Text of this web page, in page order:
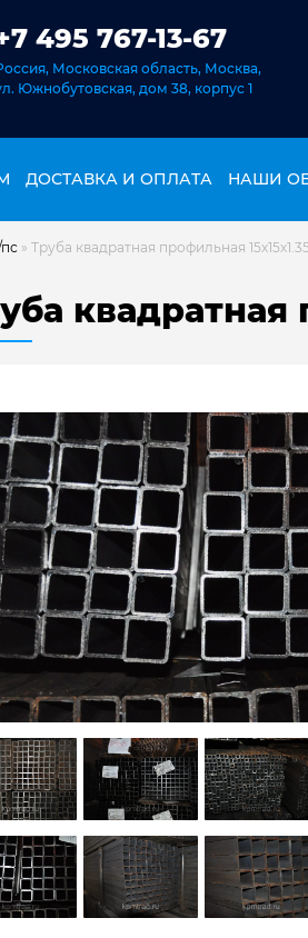
495 767-13-67
Московская область, Москва,
Южнобутовская, дом 38, корпус 1
ДОСТАВКА И ОПЛАТА НАШИ
» Труба квадратная профильная
квадратная